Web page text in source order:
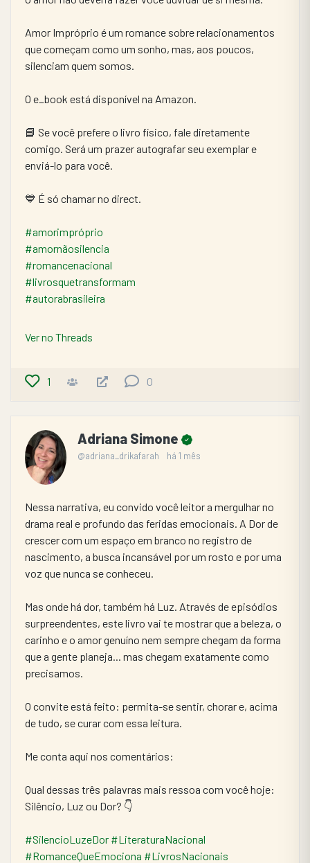
Amor Impróprio é um romance sobre relacionamentos
que começam como um sonho, mas, aos poucos,
silenciam quem somos.
O e_book está disponível na Amazon.
📘 Se você prefere o livro físico, fale diretamente
comigo. Será um prazer autografar seu exemplar e
enviá-lo para você.
💙 É só chamar no direct.
#amorimpróprio
#amornãosilencia
#romancenacional
#livrosquetransformam
#autorabrasileira
Ver no Threads
1 0
Adriana Simone
@adriana_drikafarah há 1 mês
Nessa narrativa, eu convido você leitor a mergulhar no
drama real e profundo das feridas emocionais. A Dor de
crescer com um espaço em branco no registro de
nascimento, a busca incansável por um rosto e por uma
voz que nunca se conheceu.
​Mas onde há dor, também há Luz. Através de episódios
surpreendentes, este livro vai te mostrar que a beleza, o
carinho e o amor genuíno nem sempre chegam da forma
que a gente planeja... mas chegam exatamente como
precisamos.
​O convite está feito: permita-se sentir, chorar e, acima
de tudo, se curar com essa leitura.
Me conta aqui nos comentários:
​Qual dessas três palavras mais ressoa com você hoje:
Silêncio, Luz ou Dor? 👇
#SilencioLuzeDor #LiteraturaNacional
#RomanceQueEmociona #LivrosNacionais